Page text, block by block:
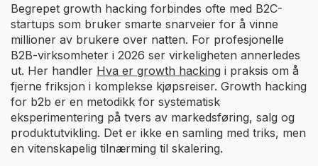
Begrepet growth hacking forbindes ofte med B2C-
startups som bruker smarte snarveier for å vinne
millioner av brukere over natten. For profesjonelle
B2B-virksomheter i 2026 ser virkeligheten annerledes
ut. Her handler Hva er growth hacking i praksis om å
fjerne friksjon i komplekse kjøpsreiser. Growth hacking
for b2b er en metodikk for systematisk
eksperimentering på tvers av markedsføring, salg og
produktutvikling. Det er ikke en samling med triks, men
en vitenskapelig tilnærming til skalering.